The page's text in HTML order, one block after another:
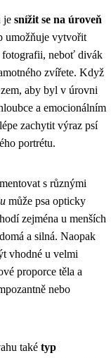
je snížit se na úroveň
umožňuje vytvořit
fotografii, neboť divák
zvířete. Když
aby byl v úrovni
a emocionálním
zachytit výraz psí
portrétu.
s různými
může psa opticky
zejména u menších
a silná. Naopak
vhodné u velmi
proporce těla a
nebo
také typ